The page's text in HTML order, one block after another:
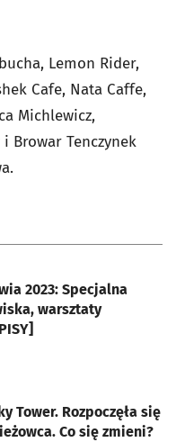
Lemon Rider,
Cafe, Nata Caffe,
Michlewicz,
Browar Tenczynek
2023: Specjalna
warsztaty
Tower. Rozpoczęła się
Co się zmieni?